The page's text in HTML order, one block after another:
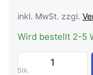
inkl. MwSt. zzgl.
Wird bestellt 2-5
Stk.